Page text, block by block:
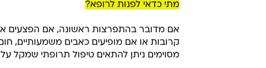
מתי כדאי לפנות לרופא?
אם מדובר בהתפרצות ראשונה, אם הפצעים
קרובות או אם מופיעים כאבים משמעותיים,
מסוימים ניתן להתאים טיפול תרופתי שמקל